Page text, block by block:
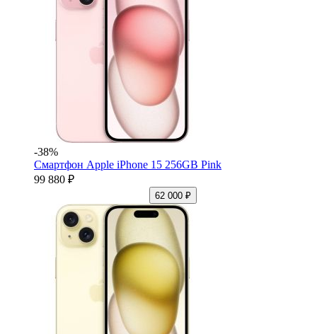
-38%
Смартфон Apple iPhone 15 256GB Pink
99 880 ₽
62 000 ₽